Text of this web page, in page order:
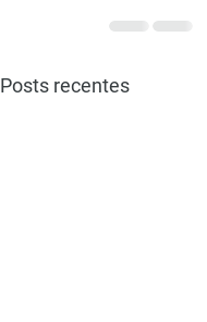
Posts recentes